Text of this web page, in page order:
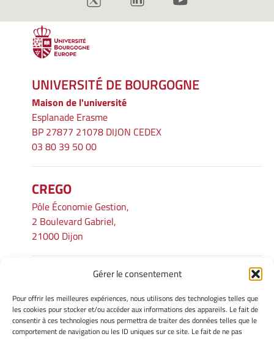
Gérer le consentement
Pour offrir les meilleures expériences, nous utilisons des technologies telles que
les cookies pour stocker et/ou accéder aux informations des appareils. Le fait de
consentir à ces technologies nous permettra de traiter des données telles que le
comportement de navigation ou les ID uniques sur ce site. Le fait de ne pas
UNIVERSITÉ DE BOURGOGNE
Maison de l'université
Esplanade Erasme
BP 27877 21078 DIJON CEDEX
03 80 39 50 00
CREGO
Pôle Économie Gestion,
2 Boulevard Gabriel,
21000 Dijon
INFORMATIONS LÉGALES
Mentions légales
Gérer mes cookies